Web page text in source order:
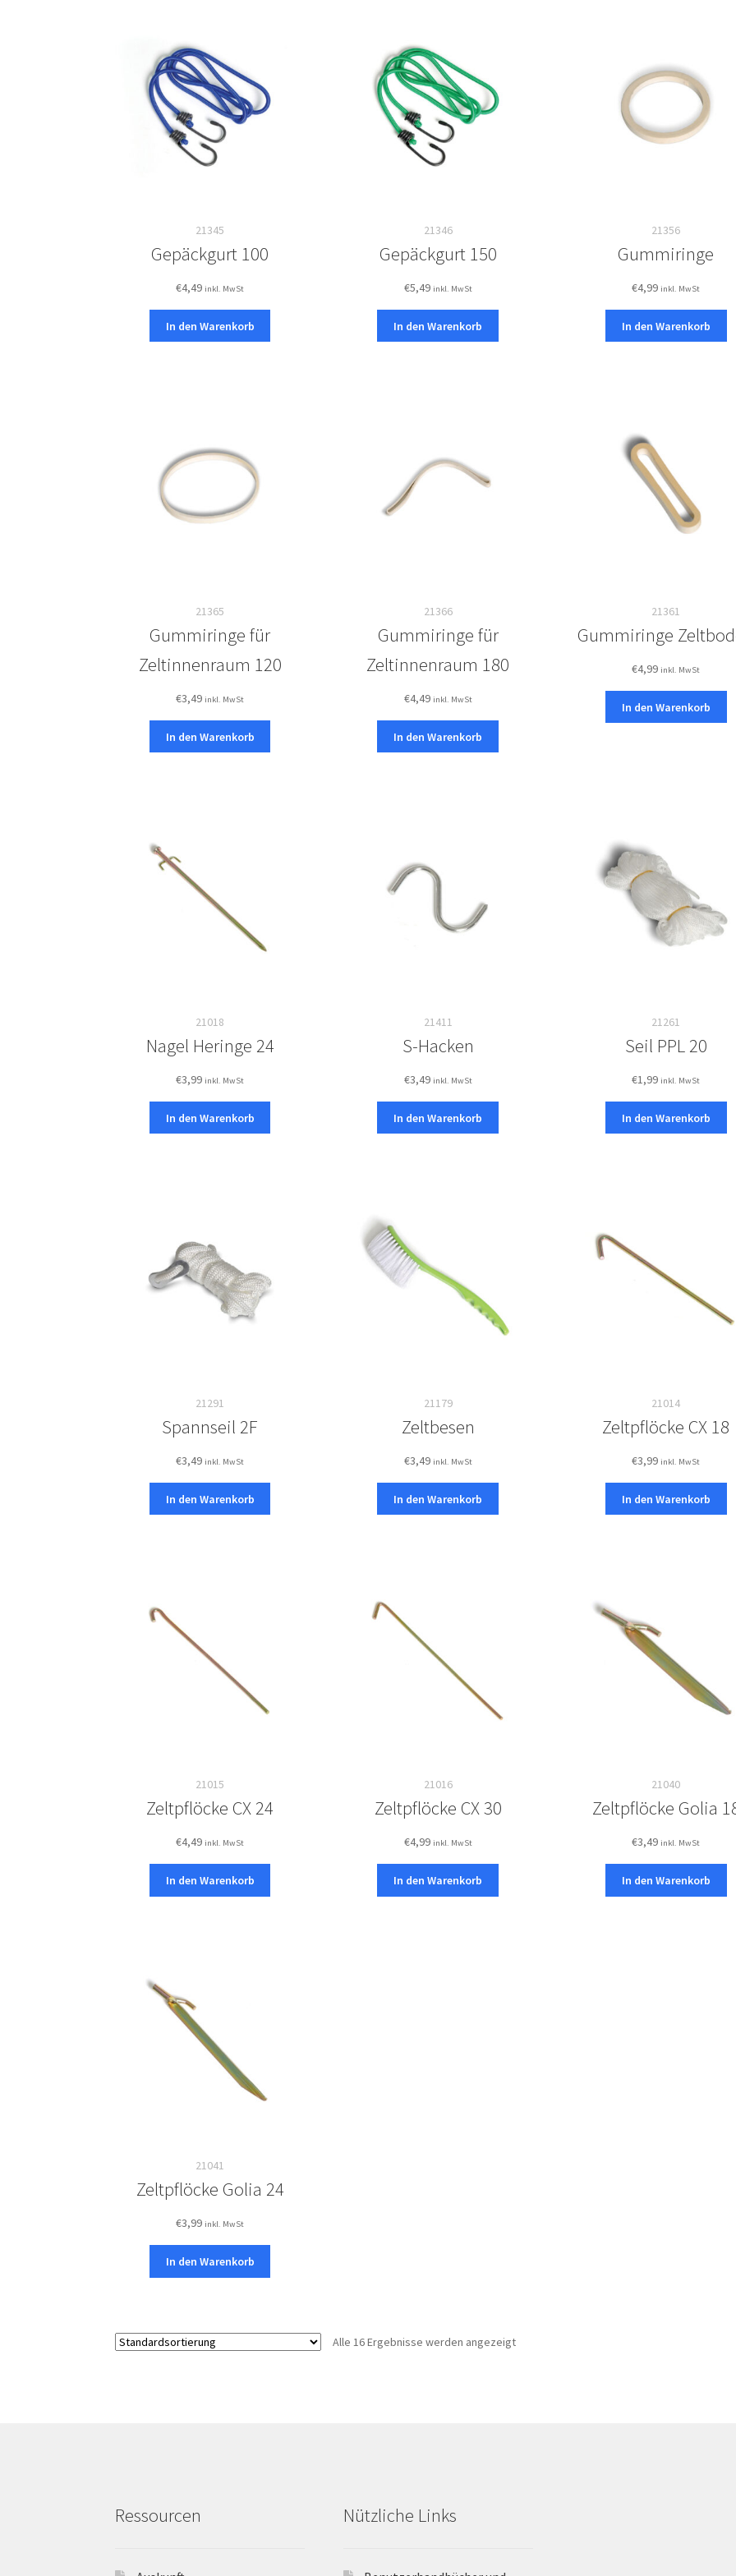
21345
Gepäckgurt 100
€4,49 inkl. MwSt
In den Warenkorb
21346
Gepäckgurt 150
€5,49 inkl. MwSt
In den Warenkorb
21356
Gummiringe
€4,99 inkl. MwSt
In den Warenkorb
21365
Gummiringe für
Zeltinnenraum 120
€3,49 inkl. MwSt
In den Warenkorb
21366
Gummiringe für
Zeltinnenraum 180
€4,49 inkl. MwSt
In den Warenkorb
21361
Gummiringe
€4,99 inkl. MwSt
In den Warenkorb
21018
Nagel Heringe 24
€3,99 inkl. MwSt
In den Warenkorb
21411
S-Hacken
€3,49 inkl. MwSt
In den Warenkorb
21261
Seil PPL 20
€1,99 inkl. MwSt
In den Warenkorb
21291
Spannseil 2F
€3,49 inkl. MwSt
In den Warenkorb
21179
Zeltbesen
€3,49 inkl. MwSt
In den Warenkorb
21014
Zeltpflöcke CX 18
€3,99 inkl. MwSt
In den Warenkorb
21015
Zeltpflöcke CX 24
€4,49 inkl. MwSt
In den Warenkorb
21016
Zeltpflöcke CX 30
€4,99 inkl. MwSt
In den Warenkorb
21040
Zeltpflöcke Golia
€3,49 inkl. MwSt
In den Warenkorb
21041
Zeltpflöcke Golia 24
€3,99 inkl. MwSt
In den Warenkorb
Alle 16 Ergebnisse werden angezeigt
Ressourcen Nützliche Links